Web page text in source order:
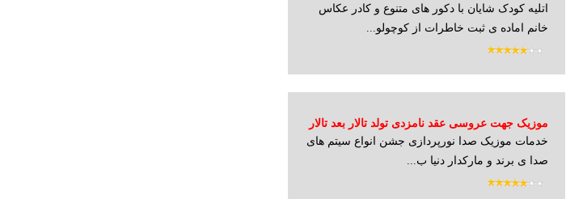
اتلیه کودک شایان با دکور های متنوع و کادر عکاس
خانم اماده ی ثبت خاطرات از کوچولو...
موزیک جهت عروسی عقد نامزدی تولد تالار بعد تالار
خدمات موزیک صدا نورپردازی جشن انواع سیتم های
صدا ی برند و مارکدار دنیا ب...